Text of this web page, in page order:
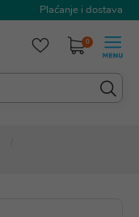
Plaćanje i dostava
0